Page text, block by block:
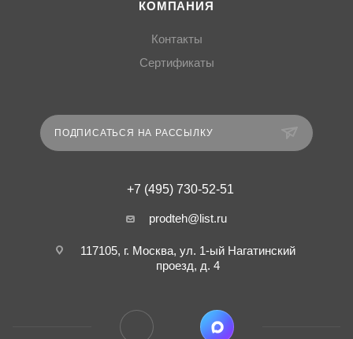
КОМПАНИЯ
Контакты
Сертификаты
ПОДПИСАТЬСЯ НА РАССЫЛКУ
+7 (495) 730-52-51
prodteh@list.ru
117105, г. Москва, ул. 1-ый Нагатинский
проезд, д. 4